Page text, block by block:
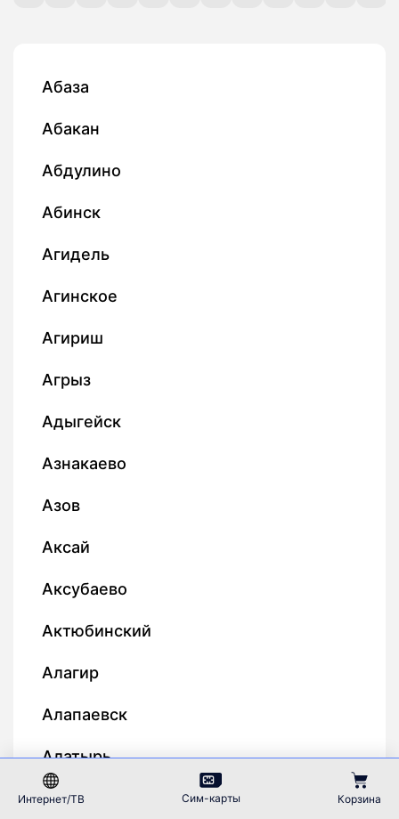
Абаза
Абакан
Абдулино
Абинск
Агидель
Агинское
Агириш
Агрыз
Адыгейск
Азнакаево
Азов
Аксай
Аксубаево
Актюбинский
Алагир
Алапаевск
Алатырь
Алдан
Интернет/ТВ Сим-карты Корзина